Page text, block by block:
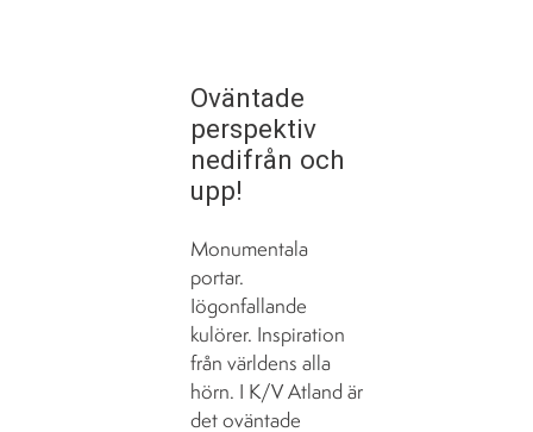
Oväntade
perspektiv
nedifrån och
upp!
Monumentala
portar.
Iögonfallande
kulörer. Inspiration
från världens alla
hörn. I K/V Atland är
det oväntade